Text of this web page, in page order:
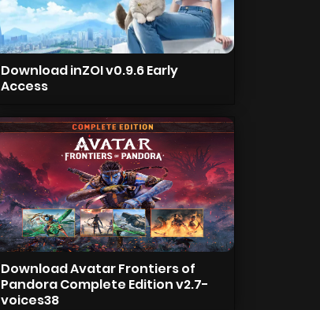
Download inZOI v0.9.6 Early
Access
Download Avatar Frontiers of
Pandora Complete Edition v2.7-
voices38